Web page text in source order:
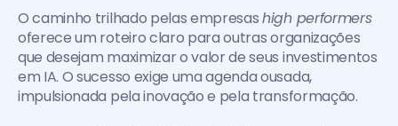
O caminho trilhado pelas empresas high performers
oferece um roteiro claro para outras organizações
que desejam maximizar o valor de seus investimentos
em IA. O sucesso exige uma agenda ousada,
impulsionada pela inovação e pela transformação.